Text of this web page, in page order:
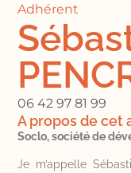
Adhérent
06 42 97 81 99
A propos de cet
Soclo, société de
Je m’appelle